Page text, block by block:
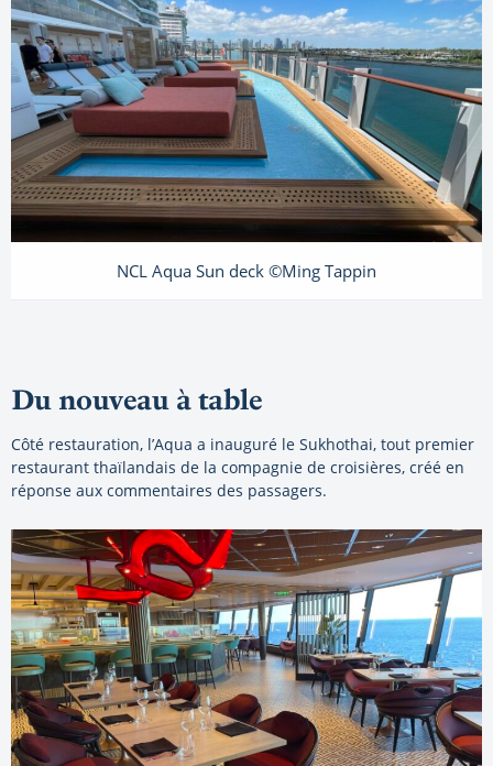
NCL Aqua Sun deck ©Ming Tappin
Du nouveau à table
Côté restauration, l’Aqua a inauguré le Sukhothai, tout premier
restaurant thaïlandais de la compagnie de croisières, créé en
réponse aux commentaires des passagers.